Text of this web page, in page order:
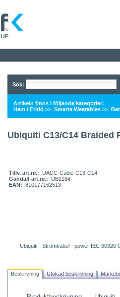
Sök:
Artikeln finns i följande kategorier:
Hem / Fritid >> Smarta Wearables >>
Ubiquiti C13/C14 Braided
Tillv. art.nr.: UACC-Cable-C13-C14
Gandalf art.nr.: UB2164
EAN: 810177162513
Ubiquiti - Strömkabel - power IEC 60320
Beskrivning Utökad beskrivning